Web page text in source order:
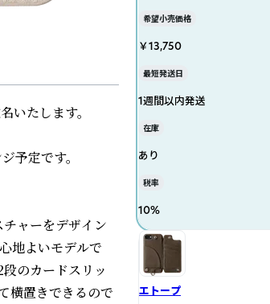
いたします。
予定です。
チャーをデザイン
地よいモデルで
のカードスリッ
横置きできるので
希望小売価格
￥13,750
最短発送日
1週間以内発送
在庫
あり
税率
10%
エトープ